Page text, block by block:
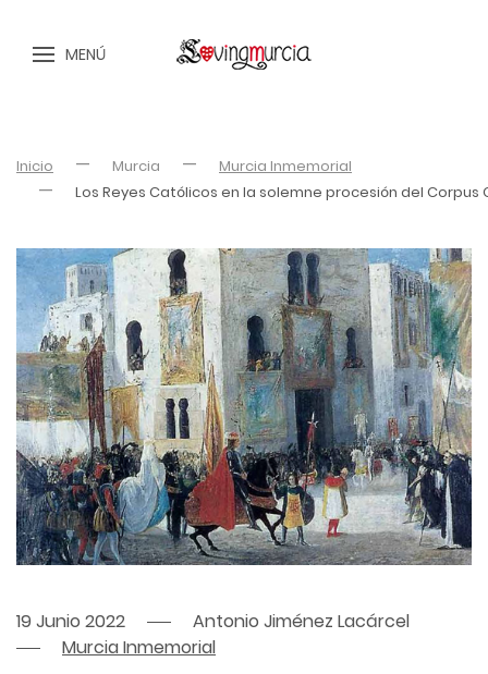
MENÚ
Inicio Murcia
Murcia Inmemorial
Los Reyes Católicos en la solemne procesión del Corpus
19 Junio 2022
Antonio Jiménez Lacárcel
Murcia Inmemorial